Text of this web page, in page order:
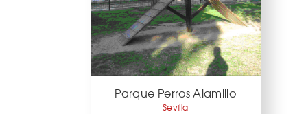
Parque Perros Alamillo
Sevilla